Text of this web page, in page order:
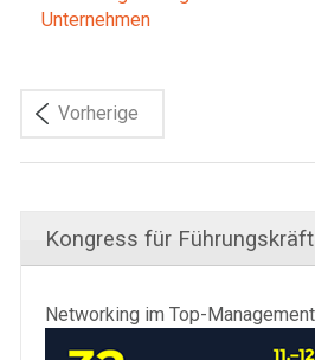
Unternehmen
Vorherige
Kongress für
Networking im Top-Management